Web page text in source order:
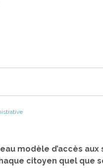
modèle d’accès
citoyen quel que